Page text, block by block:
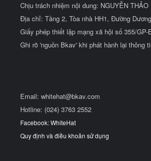
Chịu trách nhiệm nội dung: NGUYỄN
Địa chỉ: Tầng 2, Tòa nhà HH1, Đường
Giấy phép thiết lập mạng xã hội số 355/
Ghi rõ 'nguồn Bkav' khi phát hành lại thông
Email: whitehat@bkav.com
Hotline: (024) 3763 2552
Facebook: WhiteHat
Quy định và điều khoản sử dụng